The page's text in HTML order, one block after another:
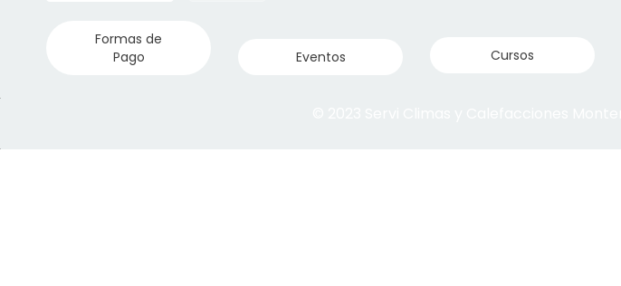
Formas de
Pago
Eventos Cursos